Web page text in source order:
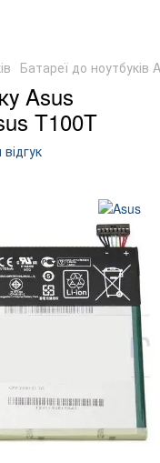
Батареї до ноутбуків
Asus
T100T